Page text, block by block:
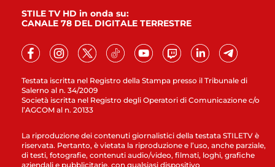
Testata iscritta nel Registro della Stampa presso il Tribunale di
Salerno al n. 34/2009
Società iscritta nel Registro degli Operatori di Comunicazione c/o
l’AGCOM al n. 20133
STILE TV HD in onda su:
CANALE 78 DEL DIGITALE TERRESTRE
La riproduzione dei contenuti giornalistici della testata STILETV è
riservata. Pertanto, è vietata la riproduzione e l’uso, anche parziale,
di testi, fotografie, contenuti audio/video, filmati, loghi, grafiche
aziendali e pubblicitarie, con qualsiasi dispositivo